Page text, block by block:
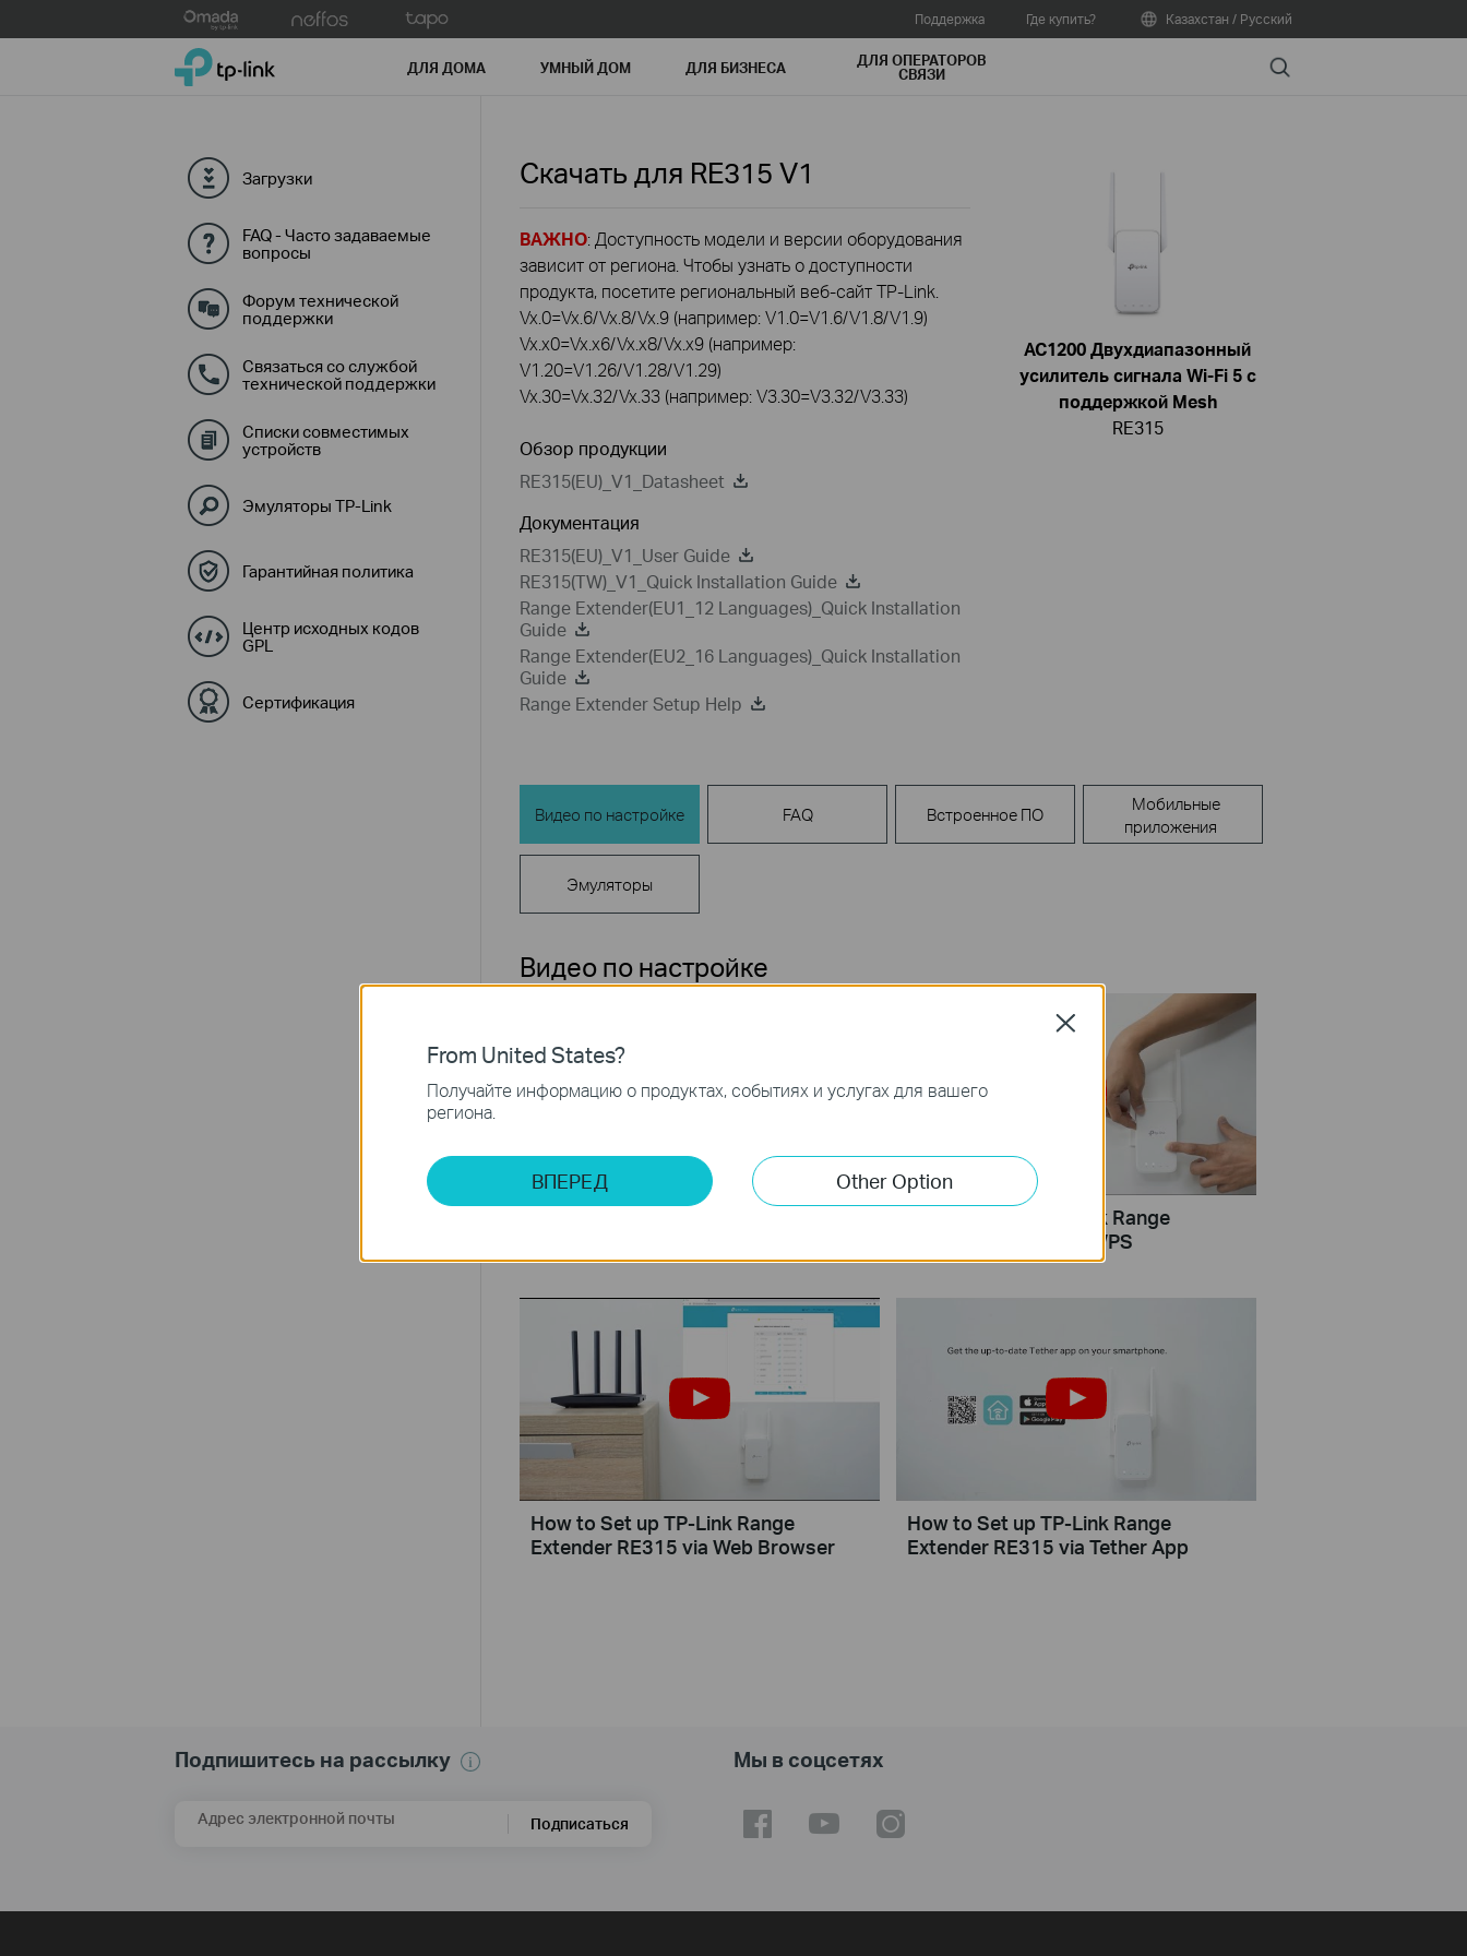
to
Поддержка Где купить? Казахстан / Русский
TP-Link, Reliably Smart ДЛЯ ДОМА УМНЫЙ ДОМ ДЛЯ БИЗНЕСА ДЛЯ ОПЕРАТОРОВ
СВЯЗИ Search
Загрузки
FAQ - Часто задаваемые
вопросы
Форум технической
поддержки
Связаться со службой
технической поддержки
Списки совместимых
устройств
Эмуляторы TP-Link
Гарантийная политика
Центр исходных кодов
GPL
Сертификация
Скачать для RE315 V1
ВАЖНО: Доступность модели и версии оборудования
зависит от региона. Чтобы узнать о доступности
продукта, посетите региональный веб-сайт TP-Link.
Vx.0=Vx.6/Vx.8/Vx.9 (например: V1.0=V1.6/V1.8/V1.9)
Vx.x0=Vx.x6/Vx.x8/Vx.x9 (например:
V1.20=V1.26/V1.28/V1.29)
Vx.30=Vx.32/Vx.33 (например: V3.30=V3.32/V3.33)
Обзор продукции
RE315(EU)_V1_Datasheet
Документация
RE315(EU)_V1_User Guide
RE315(TW)_V1_Quick Installation Guide
Range Extender(EU1_12 Languages)_Quick Installation
Guide
Range Extender(EU2_16 Languages)_Quick Installation
Guide
Range Extender Setup Help
AC1200 Двухдиапазонный
усилитель сигнала Wi-Fi 5 с
поддержкой Mesh
RE315
Видео по настройке FAQ Встроенное ПО
Мобильные
приложения
Эмуляторы
Видео по настройке
How to Set Up TP Link Range
Extender RE315 via WPS
How to Set up TP-Link Range
Extender RE315 via Web Browser
How to Set up TP-Link Range
Extender RE315 via Tether App
Подпишитесь на рассылку
Адрес электронной почты Подписаться
Мы в соцсетях
From United States?
Получайте информацию о продуктах, событиях и услугах для вашего
региона.
ВПЕРЕД Other Option
Close